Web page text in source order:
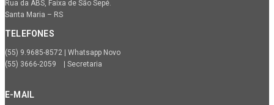
Rua da ABS, Faixa de São Sepé.
Santa Maria – RS
TELEFONES
(55) 9.9685-8572 | Whatsapp Novo
(55) 3666-2059 | Secretaria
E-MAIL